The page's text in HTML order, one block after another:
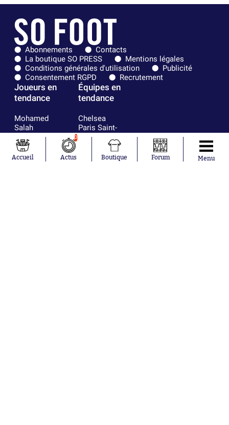
Abonnements
Contacts
La boutique SO PRESS
Mentions légales
Conditions générales d'utilisation
Publicité
Consentement RGPD
Recrutement
Joueurs en
tendance
Mohamed
Salah
Mykhailo
Mudryk
Neymar
Khalis Merah
Équipes en
tendance
Chelsea
Paris Saint-
Germain
Bordeaux
Olympique
lyonnais
Accueil
0
Actus Boutique Forum Menu